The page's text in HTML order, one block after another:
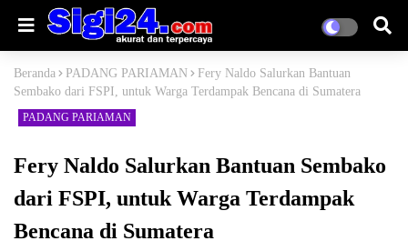
Beranda PADANG PARIAMAN
Fery Naldo Salurkan Bantuan
Sembako dari FSPI, untuk Warga Terdampak Bencana di Sumatera
PADANG PARIAMAN
Fery Naldo Salurkan Bantuan Sembako
dari FSPI, untuk Warga Terdampak
Bencana di Sumatera